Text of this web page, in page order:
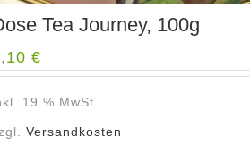
Tea Journey, 100g
€
19 % MwSt.
Versandkosten